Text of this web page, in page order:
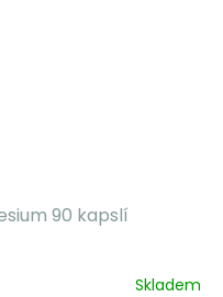
90 kapslí
Skladem